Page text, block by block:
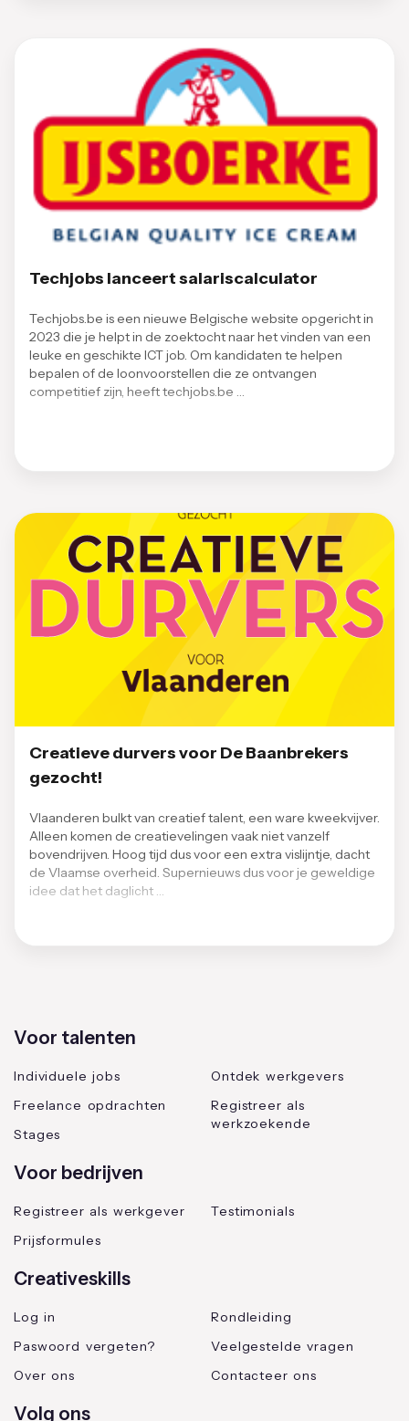
Techjobs lanceert salariscalculator
Techjobs.be is een nieuwe Belgische website opgericht in
2023 die je helpt in de zoektocht naar het vinden van een
leuke en geschikte ICT job. Om kandidaten te helpen
bepalen of de loonvoorstellen die ze ontvangen
competitief zijn, heeft techjobs.be …
Creatieve durvers voor De Baanbrekers
gezocht!
Vlaanderen bulkt van creatief talent, een ware kweekvijver.
Alleen komen de creatievelingen vaak niet vanzelf
bovendrijven. Hoog tijd dus voor een extra vislijntje, dacht
de Vlaamse overheid. Supernieuws dus voor je geweldige
idee dat het daglicht …
Voor talenten
Individuele jobs
Freelance opdrachten
Stages
Ontdek werkgevers
Registreer als
werkzoekende
Voor bedrijven
Registreer als werkgever
Prijsformules
Testimonials
Creativeskills
Log in
Paswoord vergeten?
Over ons
Rondleiding
Veelgestelde vragen
Contacteer ons
Volg ons